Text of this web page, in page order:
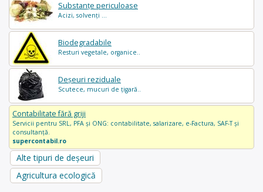
Substanțe periculoase
Acizi, solvenți ...
Biodegradabile
Resturi vegetale, organice..
Deșeuri reziduale
Scutece, mucuri de țigară..
Contabilitate fără griji
Servicii pentru SRL, PFA și ONG: contabilitate, salarizare, e-Factura, SAF-T și
consultanță.
supercontabil.ro
Alte tipuri de deșeuri
Agricultura ecologică